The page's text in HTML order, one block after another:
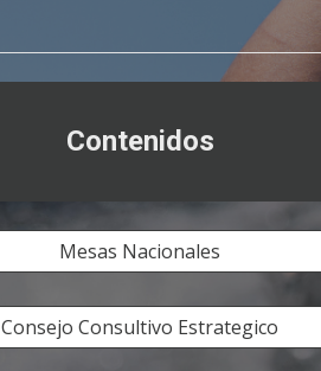
Contenidos
Mesas Nacionales
Consejo Consultivo Estrategico